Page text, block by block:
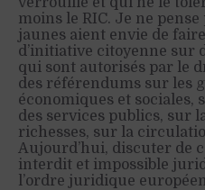
moins le RIC. Je ne pense
jaunes aient envie de
d’initiative citoyenne sur
qui sont autorisés par le
des référendums sur les
économiques et sociales,
des services publics, sur
richesses, sur la
Aujourd’hui, discuter de
interdit et impossible
l’ordre juridique